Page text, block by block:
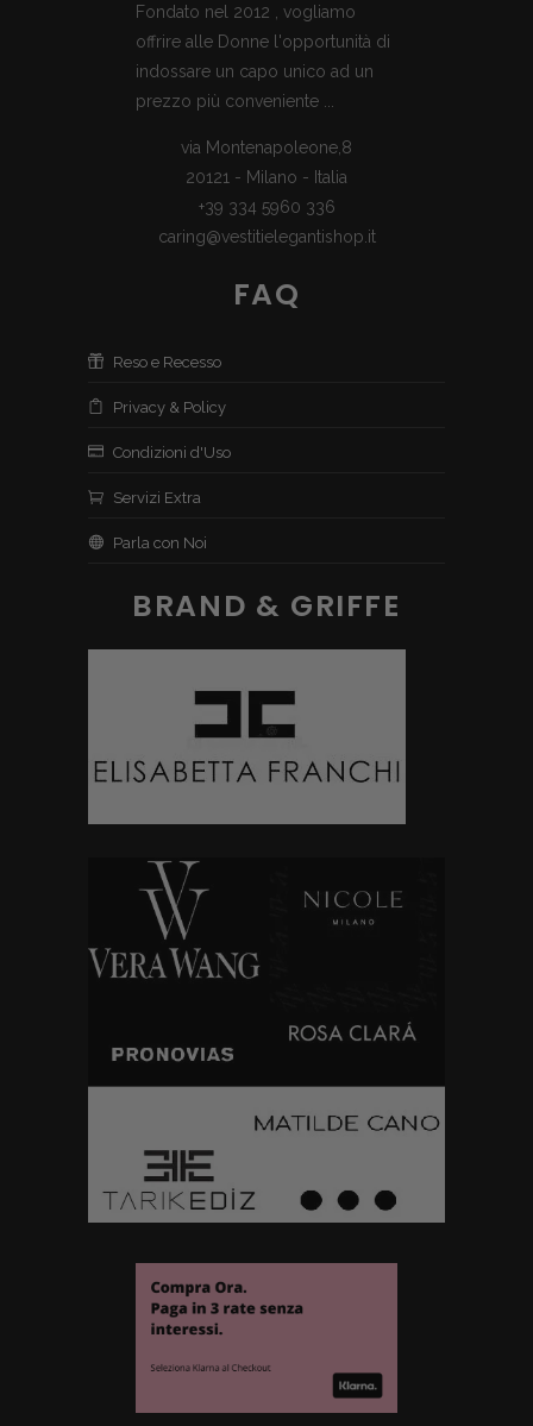
Fondato nel 2012 , vogliamo
offrire alle Donne l'opportunità di
indossare un capo unico ad un
prezzo più conveniente ...
via Montenapoleone,8
20121 - Milano - Italia
+39 334 5960 336
caring@vestitielegantishop.it
FAQ
Reso e Recesso
Privacy & Policy
Condizioni d'Uso
Servizi Extra
Parla con Noi
BRAND & GRIFFE